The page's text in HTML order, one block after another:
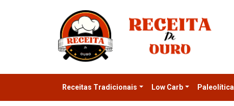
Receitas Tradicionais Low Carb Paleolítica